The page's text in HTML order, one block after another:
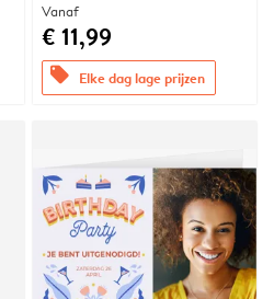
Vanaf
€ 11,99
offers Elke dag lage prijzen